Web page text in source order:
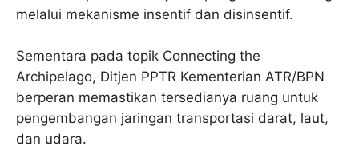
melalui mekanisme insentif dan disinsentif.
Sementara pada topik Connecting the
Archipelago, Ditjen PPTR Kementerian ATR/BPN
berperan memastikan tersedianya ruang untuk
pengembangan jaringan transportasi darat, laut,
dan udara.